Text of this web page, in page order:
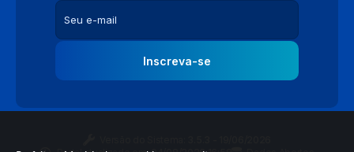
Inscreva-se